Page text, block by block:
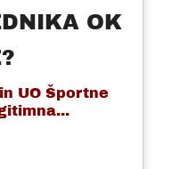
OK
UO Športne